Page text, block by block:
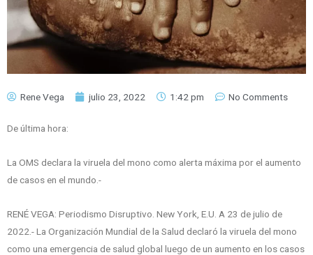
Rene Vega julio 23, 2022 1:42 pm No Comments
De última hora:
La OMS declara la viruela del mono como alerta máxima por el aumento
de casos en el mundo.-
RENÉ VEGA: Periodismo Disruptivo. New York, E.U. A 23 de julio de
2022.- La Organización Mundial de la Salud declaró la viruela del mono
como una emergencia de salud global luego de un aumento en los casos